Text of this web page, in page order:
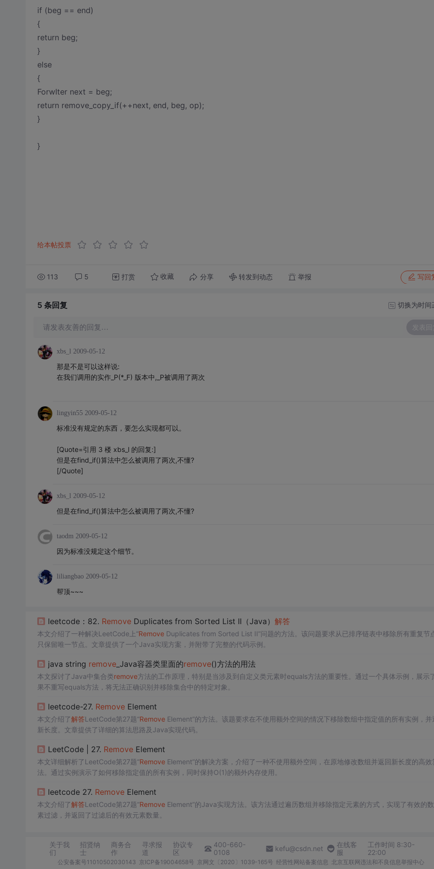
if (beg == end)
{
return beg;
}
else
{
ForwIter next = beg;
return remove_copy_if(++next, end, beg, op);
}
}
给本帖投票
113 5 打赏 收藏 分享 转发到动态 举报 写回
5 条回复 切换为时间
请发表友善的回复… 发表回
xbs_l 2009-05-12
那是不是可以这样说:
在我们调用的实作_P(*_F) 版本中,_P被调用了两次
lingyin55 2009-05-12
标准没有规定的东西，要怎么实现都可以。
[Quote=引用 3 楼 xbs_l 的回复:]
但是在find_if()算法中怎么被调用了两次,不懂?
[/Quote]
xbs_l 2009-05-12
但是在find_if()算法中怎么被调用了两次,不懂?
taodm 2009-05-12
因为标准没规定这个细节。
liliangbao 2009-05-12
帮顶~~~
leetcode：82. RemoveDuplicates from Sorted List II（Java） 解答
本文介绍了一种解决LeetCode上“RemoveDuplicates from Sorted List II”问题的方法。该问题要求从已排序链表中移除所有重复节
只保留唯一节点。文章提供了一个Java实现方案，并附带了完整的代码示例。
java string remove_Java容器类里面的remove()方法的用法
本文探讨了Java中集合类remove方法的工作原理，特别是当涉及到自定义类元素时equals方法的重要性。通过一个具体示例，展示
果不重写equals方法，将无法正确识别并移除集合中的特定对象。
leetcode-27. RemoveElement
本文介绍了解答LeetCode第27题“RemoveElement”的方法。该题要求在不使用额外空间的情况下移除数组中指定值的所有实例，并
新长度。文章提供了详细的算法思路及Java实现代码。
LeetCode | 27. RemoveElement
本文详细解析了LeetCode第27题“RemoveElement”的解决方案，介绍了一种不使用额外空间，在原地修改数组并返回新长度的高效
法。通过实例演示了如何移除指定值的所有实例，同时保持O(1)的额外内存使用。
leetcode 27. RemoveElement
本文介绍了解答LeetCode第27题“RemoveElement”的Java实现方法。该方法通过遍历数组并移除指定元素的方式，实现了有效的
素过滤，并返回了过滤后的有效元素数量。
关于我
们
招贤纳
士
商务合
作
寻求报
道
协议专
区
400-660-
0108
kefu@csdn.net
在线客
服
工作时间 8:30-
22:00
公安备案号11010502030143 京ICP备19004658号 京网文〔2020〕1039-165号 经营性网站备案信息 北京互联网违法和不良信息举报中心